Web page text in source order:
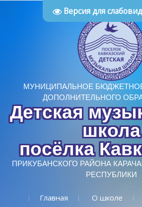
Версия для
МУНИЦИПАЛЬНОЕ
ДОПОЛНИТЕЛЬНОГО
Детская
школа
посёлка
ПРИКУБАНСКОГО РАЙОНА
РЕСПУБЛИКИ
Главная О школе